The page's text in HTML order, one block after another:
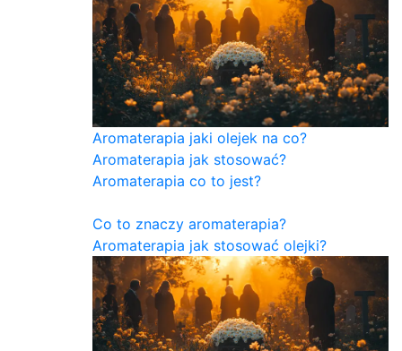
Aromaterapia jaki olejek na co?
Aromaterapia jak stosować?
Aromaterapia co to jest?
Co to znaczy aromaterapia?
Aromaterapia jak stosować olejki?